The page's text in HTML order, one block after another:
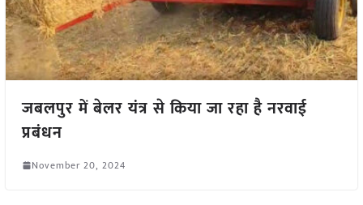
जबलपुर में बेलर यंत्र से किया जा रहा है नरवाई
प्रबंधन
November 20, 2024